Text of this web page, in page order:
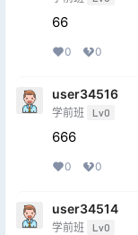
66
0 0
user34516
学前班 Lv0
666
0 0
user34514
学前班 Lv0